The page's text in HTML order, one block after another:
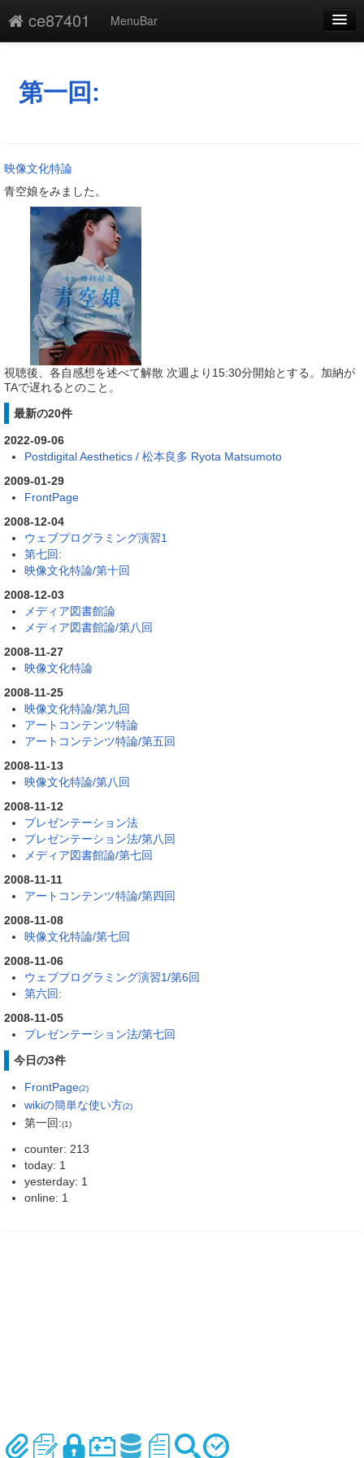
ce87401
MenuBar
添付
最終更新
一覧
単語検索
第一回:
映像文化特論
青空娘をみました。
視聴後、各自感想を述べて解散 次週より15:30分開始とする。加納が
TAで遅れるとのこと。
最新の20件
2022-09-06
Postdigital Aesthetics / 松本良多 Ryota Matsumoto
2009-01-29
FrontPage
2008-12-04
ウェブプログラミング演習1
第七回:
映像文化特論/第十回
2008-12-03
メディア図書館論
メディア図書館論/第八回
2008-11-27
映像文化特論
2008-11-25
映像文化特論/第九回
アートコンテンツ特論
アートコンテンツ特論/第五回
2008-11-13
映像文化特論/第八回
2008-11-12
プレゼンテーション法
プレゼンテーション法/第八回
メディア図書館論/第七回
2008-11-11
アートコンテンツ特論/第四回
2008-11-08
映像文化特論/第七回
2008-11-06
ウェブプログラミング演習1/第6回
第六回:
2008-11-05
プレゼンテーション法/第七回
今日の3件
FrontPage(2)
wikiの簡単な使い方(2)
第一回:(1)
counter: 213
today: 1
yesterday: 1
online: 1